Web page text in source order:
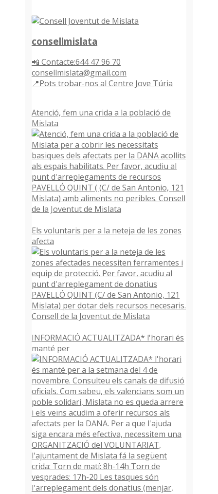
consellmislata
📲 Contacte:644 47 96 70
consellmislata@gmail.com
📍Pots trobar-nos al Centre Jove Túria
Atenció, fem una crida a la població de
Mislata
Els voluntaris per a la neteja de les zones
afecta
INFORMACIÓ ACTUALITZADA* l'horari és
manté per